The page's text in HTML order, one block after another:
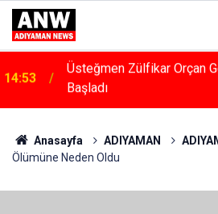
14:48 Menfeze Çarpan Araç
Anasayfa ADIYAMAN
Ölümüne Neden Oldu